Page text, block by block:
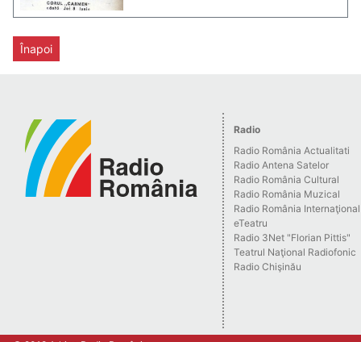
Înapoi
Radio
Radio România Actualitati
Radio Antena Satelor
Radio România Cultural
Radio România Muzical
Radio România Internaţional
eTeatru
Radio 3Net "Florian Pittis"
Teatrul Naţional Radiofonic
Radio Chişinău